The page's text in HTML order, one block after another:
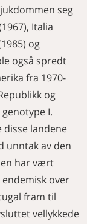
seg
Italia
og
også spredt
fra 1970-
og
I.
disse landene
unntak av den
har vært
over
fram til
vellykkede